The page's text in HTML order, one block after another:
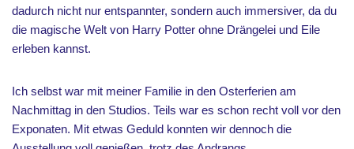
dadurch nicht nur entspannter, sondern auch immersiver, da du
die magische Welt von Harry Potter ohne Drängelei und Eile
erleben kannst.
Ich selbst war mit meiner Familie in den Osterferien am
Nachmittag in den Studios. Teils war es schon recht voll vor den
Exponaten. Mit etwas Geduld konnten wir dennoch die